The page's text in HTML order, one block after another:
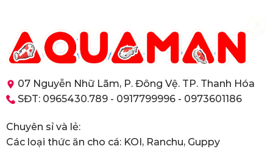
07 Nguyễn Nhữ Lãm, P. Đông Vệ. TP. Thanh Hóa
SĐT: 0965430.789 - 0917799996 - 0973601186
Chuyên sỉ và lẻ:
Các loại thức ăn cho cá: KOI, Ranchu, Guppy